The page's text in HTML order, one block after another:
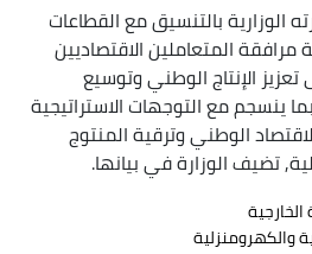
الوزارية بالتنسيق مع القطاعات
المتعاملين الاقتصاديين
الإنتاج الوطني وتوسيع
ينسجم مع التوجهات الاستراتيجية
الوطني وترقية المنتوج
تضيف الوزارة في بيانها.